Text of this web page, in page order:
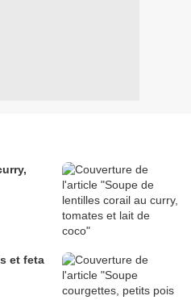
et feta